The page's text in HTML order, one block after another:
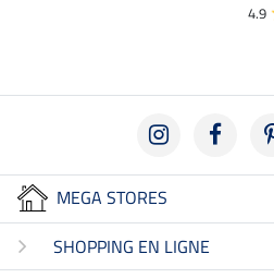
4.9
MEGA STORES
SHOPPING EN LIGNE